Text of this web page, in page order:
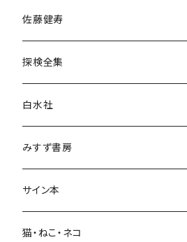
民族・風習
言語・ことば
佐藤健寿
探検全集
白水社
みすず書房
サイン本
猫・ねこ・ネコ